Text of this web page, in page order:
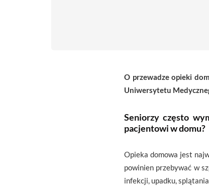
O przewadze opieki
Uniwersytetu
Seniorzy często
pacjentowi w domu?
Opieka domowa jest
powinien przebywać w
infekcji, upadku,